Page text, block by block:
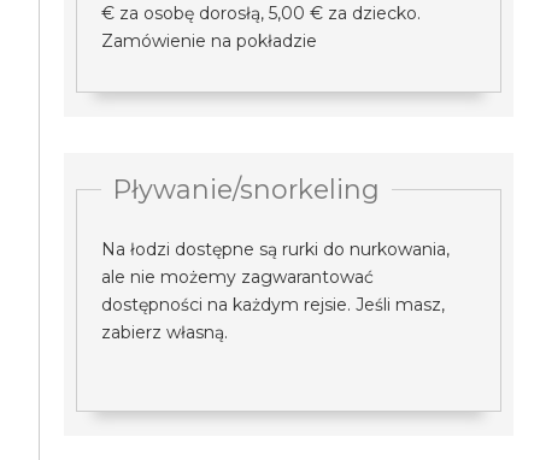
€ za osobę dorosłą, 5,00 € za dziecko.
Zamówienie na pokładzie
Pływanie/snorkeling
Na łodzi dostępne są rurki do nurkowania,
ale nie możemy zagwarantować
dostępności na każdym rejsie. Jeśli masz,
zabierz własną.